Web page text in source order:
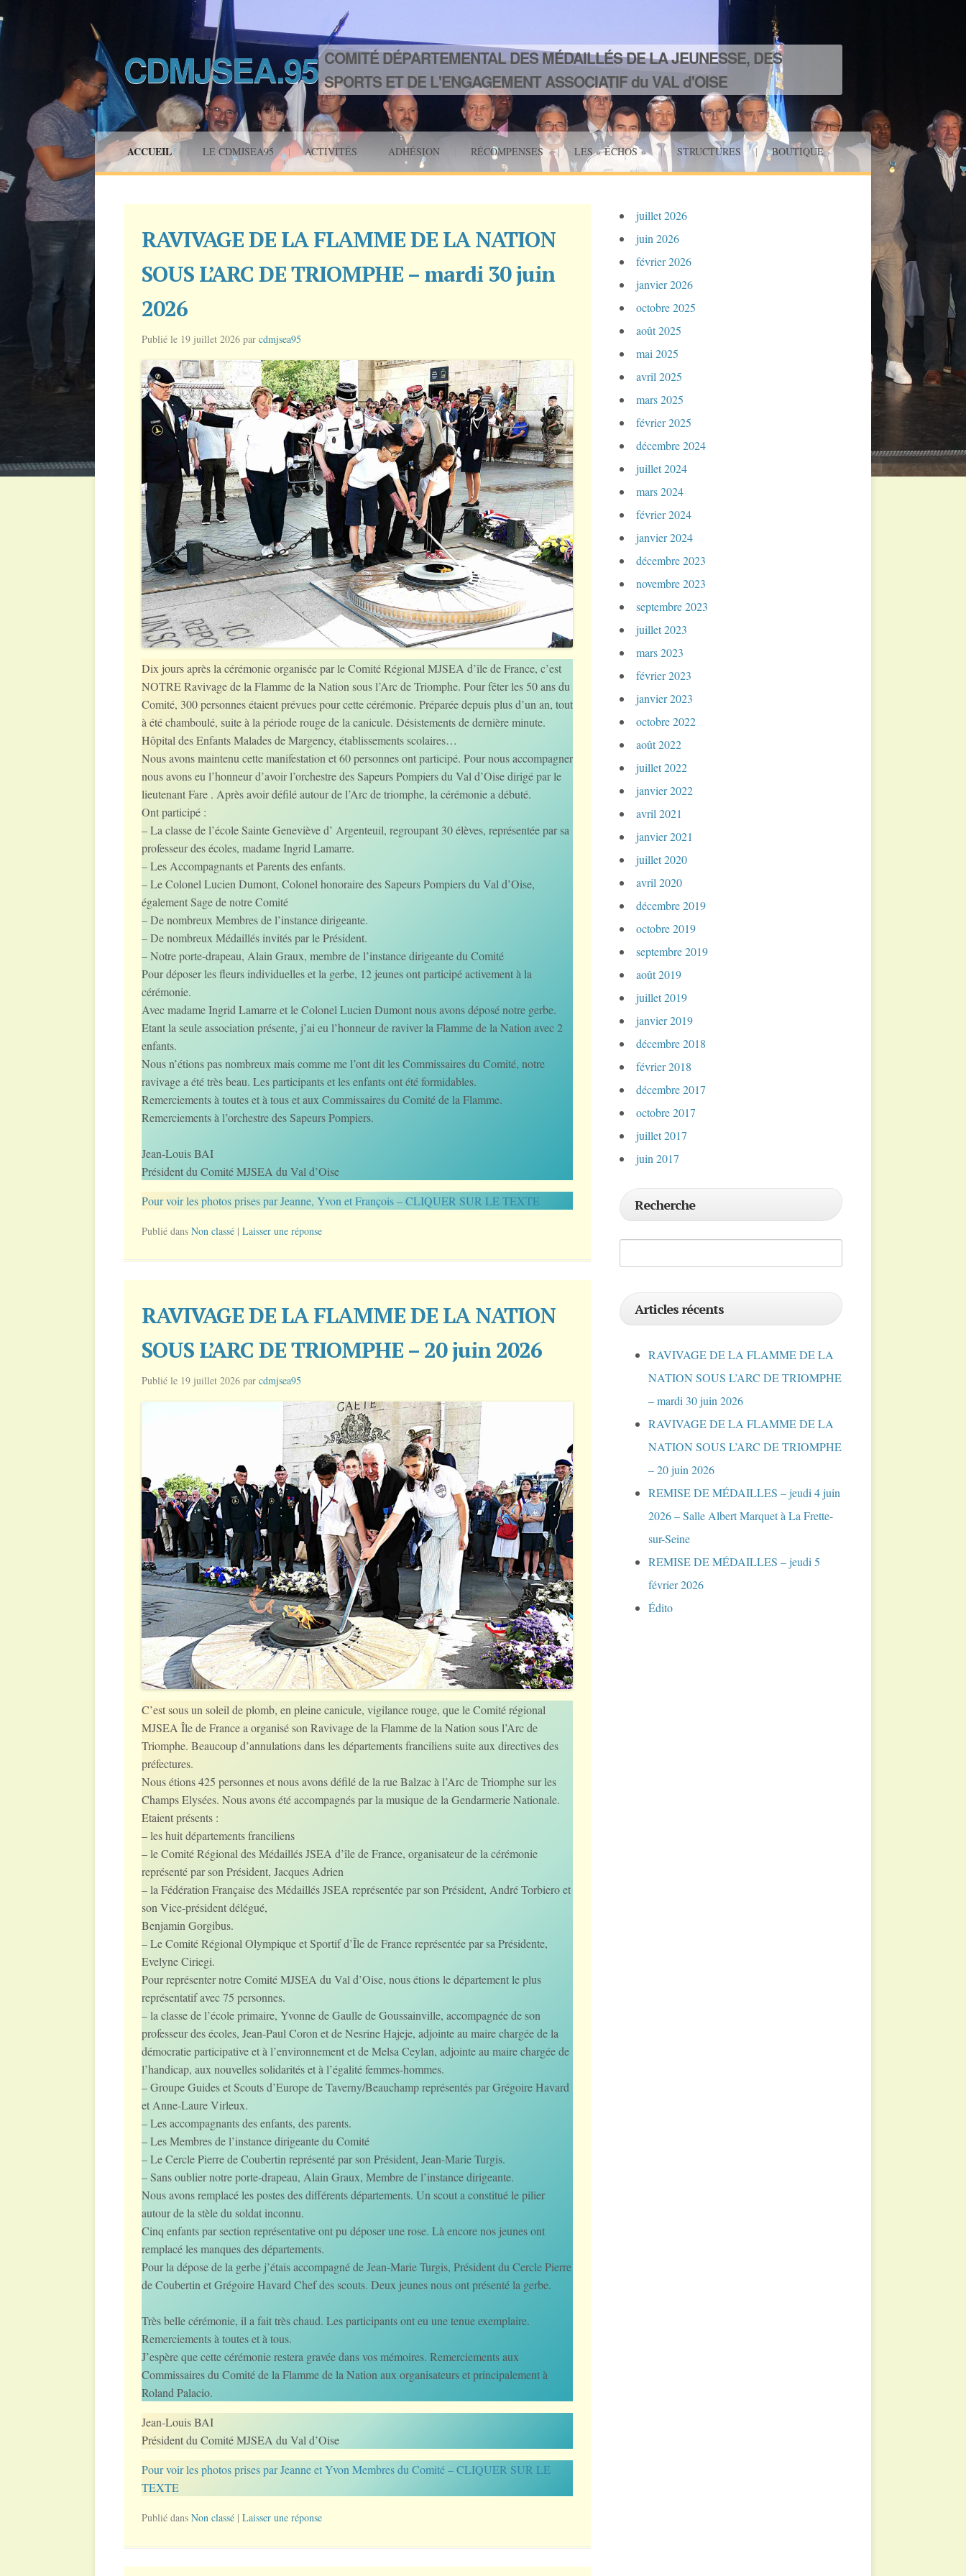
CDMJSEA.95 COMITÉ DÉPARTEMENTAL DES MÉDAILLÉS DE LA JEUNESSE, DES
SPORTS ET DE L'ENGAGEMENT ASSOCIATIF du VAL d'OISE
Saut
au
contenu
ACCUEIL LE CDMJSEA95 | ACTIVITÉS ADHÉSION RÉCOMPENSES | LES « ÉCHOS » | STRUCTURES | BOUTIQUE
RAVIVAGE DE LA FLAMME DE LA NATION
SOUS L’ARC DE TRIOMPHE – mardi 30 juin
2026
Publié le 19 juillet 2026 par cdmjsea95
Dix jours après la cérémonie organisée par le Comité Régional MJSEA d’île de France, c’est
NOTRE Ravivage de la Flamme de la Nation sous l’Arc de Triomphe. Pour fêter les 50 ans du
Comité, 300 personnes étaient prévues pour cette cérémonie. Préparée depuis plus d’un an, tout
à été chamboulé, suite à la période rouge de la canicule. Désistements de dernière minute.
Hôpital des Enfants Malades de Margency, établissements scolaires…
Nous avons maintenu cette manifestation et 60 personnes ont participé. Pour nous accompagner
nous avons eu l’honneur d’avoir l’orchestre des Sapeurs Pompiers du Val d’Oise dirigé par le
lieutenant Fare . Après avoir défilé autour de l’Arc de triomphe, la cérémonie a débuté.
Ont participé :
– La classe de l’école Sainte Geneviève d’ Argenteuil, regroupant 30 élèves, représentée par sa
professeur des écoles, madame Ingrid Lamarre.
– Les Accompagnants et Parents des enfants.
– Le Colonel Lucien Dumont, Colonel honoraire des Sapeurs Pompiers du Val d’Oise,
également Sage de notre Comité
– De nombreux Membres de l’instance dirigeante.
– De nombreux Médaillés invités par le Président.
– Notre porte-drapeau, Alain Graux, membre de l’instance dirigeante du Comité
Pour déposer les fleurs individuelles et la gerbe, 12 jeunes ont participé activement à la
cérémonie.
Avec madame Ingrid Lamarre et le Colonel Lucien Dumont nous avons déposé notre gerbe.
Etant la seule association présente, j’ai eu l’honneur de raviver la Flamme de la Nation avec 2
enfants.
Nous n’étions pas nombreux mais comme me l’ont dit les Commissaires du Comité, notre
ravivage a été très beau. Les participants et les enfants ont été formidables.
Remerciements à toutes et à tous et aux Commissaires du Comité de la Flamme.
Remerciements à l’orchestre des Sapeurs Pompiers.
Jean-Louis BAI
Président du Comité MJSEA du Val d’Oise
Pour voir les photos prises par Jeanne, Yvon et François – CLIQUER SUR LE TEXTE
Publié dans Non classé | Laisser une réponse
RAVIVAGE DE LA FLAMME DE LA NATION
SOUS L’ARC DE TRIOMPHE – 20 juin 2026
Publié le 19 juillet 2026 par cdmjsea95
C’est sous un soleil de plomb, en pleine canicule, vigilance rouge, que le Comité régional
MJSEA Île de France a organisé son Ravivage de la Flamme de la Nation sous l’Arc de
Triomphe. Beaucoup d’annulations dans les départements franciliens suite aux directives des
préfectures.
Nous étions 425 personnes et nous avons défilé de la rue Balzac à l’Arc de Triomphe sur les
Champs Elysées. Nous avons été accompagnés par la musique de la Gendarmerie Nationale.
Etaient présents :
– les huit départements franciliens
– le Comité Régional des Médaillés JSEA d’île de France, organisateur de la cérémonie
représenté par son Président, Jacques Adrien
– la Fédération Française des Médaillés JSEA représentée par son Président, André Torbiero et
son Vice-président délégué,
Benjamin Gorgibus.
– Le Comité Régional Olympique et Sportif d’Île de France représentée par sa Présidente,
Evelyne Ciriegi.
Pour représenter notre Comité MJSEA du Val d’Oise, nous étions le département le plus
représentatif avec 75 personnes.
– la classe de l’école primaire, Yvonne de Gaulle de Goussainville, accompagnée de son
professeur des écoles, Jean-Paul Coron et de Nesrine Hajeje, adjointe au maire chargée de la
démocratie participative et à l’environnement et de Melsa Ceylan, adjointe au maire chargée de
l’handicap, aux nouvelles solidarités et à l’égalité femmes-hommes.
– Groupe Guides et Scouts d’Europe de Taverny/Beauchamp représentés par Grégoire Havard
et Anne-Laure Virleux.
– Les accompagnants des enfants, des parents.
– Les Membres de l’instance dirigeante du Comité
– Le Cercle Pierre de Coubertin représenté par son Président, Jean-Marie Turgis.
– Sans oublier notre porte-drapeau, Alain Graux, Membre de l’instance dirigeante.
Nous avons remplacé les postes des différents départements. Un scout a constitué le pilier
autour de la stèle du soldat inconnu.
Cinq enfants par section représentative ont pu déposer une rose. Là encore nos jeunes ont
remplacé les manques des départements.
Pour la dépose de la gerbe j’étais accompagné de Jean-Marie Turgis, Président du Cercle Pierre
de Coubertin et Grégoire Havard Chef des scouts. Deux jeunes nous ont présenté la gerbe.
Très belle cérémonie, il a fait très chaud. Les participants ont eu une tenue exemplaire.
Remerciements à toutes et à tous.
J’espère que cette cérémonie restera gravée dans vos mémoires. Remerciements aux
Commissaires du Comité de la Flamme de la Nation aux organisateurs et principalement à
Roland Palacio.
Jean-Louis BAI
Président du Comité MJSEA du Val d’Oise
Pour voir les photos prises par Jeanne et Yvon Membres du Comité – CLIQUER SUR LE
TEXTE
Publié dans Non classé | Laisser une réponse
juillet 2026
juin 2026
février 2026
janvier 2026
octobre 2025
août 2025
mai 2025
avril 2025
mars 2025
février 2025
décembre 2024
juillet 2024
mars 2024
février 2024
janvier 2024
décembre 2023
novembre 2023
septembre 2023
juillet 2023
mars 2023
février 2023
janvier 2023
octobre 2022
août 2022
juillet 2022
janvier 2022
avril 2021
janvier 2021
juillet 2020
avril 2020
décembre 2019
octobre 2019
septembre 2019
août 2019
juillet 2019
janvier 2019
décembre 2018
février 2018
décembre 2017
octobre 2017
juillet 2017
juin 2017
Recherche
Articles récents
RAVIVAGE DE LA FLAMME DE LA
NATION SOUS L’ARC DE TRIOMPHE
– mardi 30 juin 2026
RAVIVAGE DE LA FLAMME DE LA
NATION SOUS L’ARC DE TRIOMPHE
– 20 juin 2026
REMISE DE MÉDAILLES – jeudi 4 juin
2026 – Salle Albert Marquet à La Frette-
sur-Seine
REMISE DE MÉDAILLES – jeudi 5
février 2026
Édito